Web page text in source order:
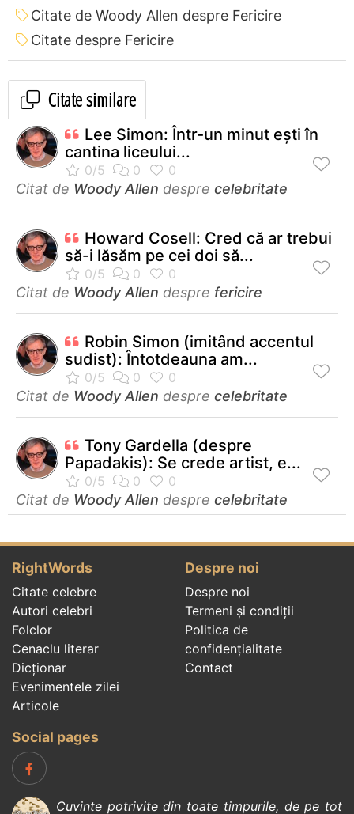
Citate de Woody Allen despre Fericire
Citate despre Fericire
Citate similare
Lee Simon: Într-un minut eşti în
cantina liceului...
Citat de Woody Allen despre celebritate
Howard Cosell: Cred că ar trebui
să-i lăsăm pe cei doi să...
Citat de Woody Allen despre fericire
Robin Simon (imitând accentul
sudist): Întotdeauna am...
Citat de Woody Allen despre celebritate
Tony Gardella (despre
Papadakis): Se crede artist, e...
Citat de Woody Allen despre celebritate
RightWords
Citate celebre
Autori celebri
Folclor
Cenaclu literar
Dicționar
Evenimentele zilei
Articole
Despre noi
Despre noi
Termeni și condiții
Politica de
confidenţialitate
Contact
Social pages
Cuvinte potrivite din toate timpurile, de pe tot